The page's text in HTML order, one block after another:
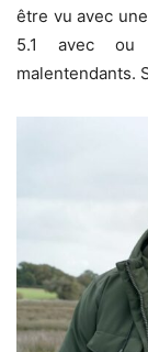
être vu avec
5.1 avec ou
malentendants.